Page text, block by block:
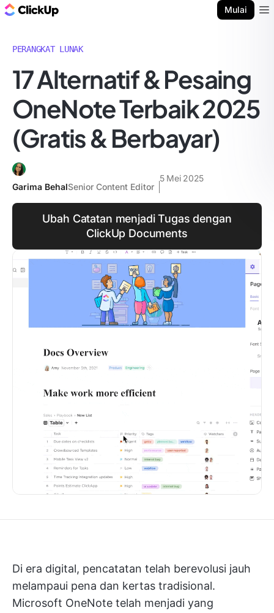
Mulai
PERANGKAT LUNAK
17 Alternatif & Pesaing
OneNote Terbaik 2025
(Gratis & Berbayar)
Garima BehalSenior Content Editor
5 Mei 2025
Ubah Catatan menjadi Tugas dengan
ClickUp Documents
Di era digital, pencatatan telah berevolusi jauh
melampaui pena dan kertas tradisional.
Microsoft OneNote telah menjadi yang